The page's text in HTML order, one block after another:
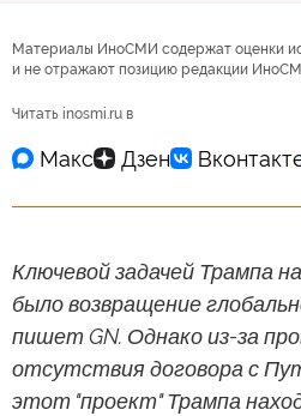
Материалы ИноСМИ содержат оценки
и не отражают позицию редакции
Читать inosmi.ru в
Ключевой задачей Трампа
было возвращение
пишет GN. Однако из-за
отсутствия договора с
этот "проект" Трампа